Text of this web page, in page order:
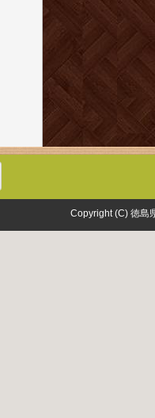
Copyright (C) 徳島